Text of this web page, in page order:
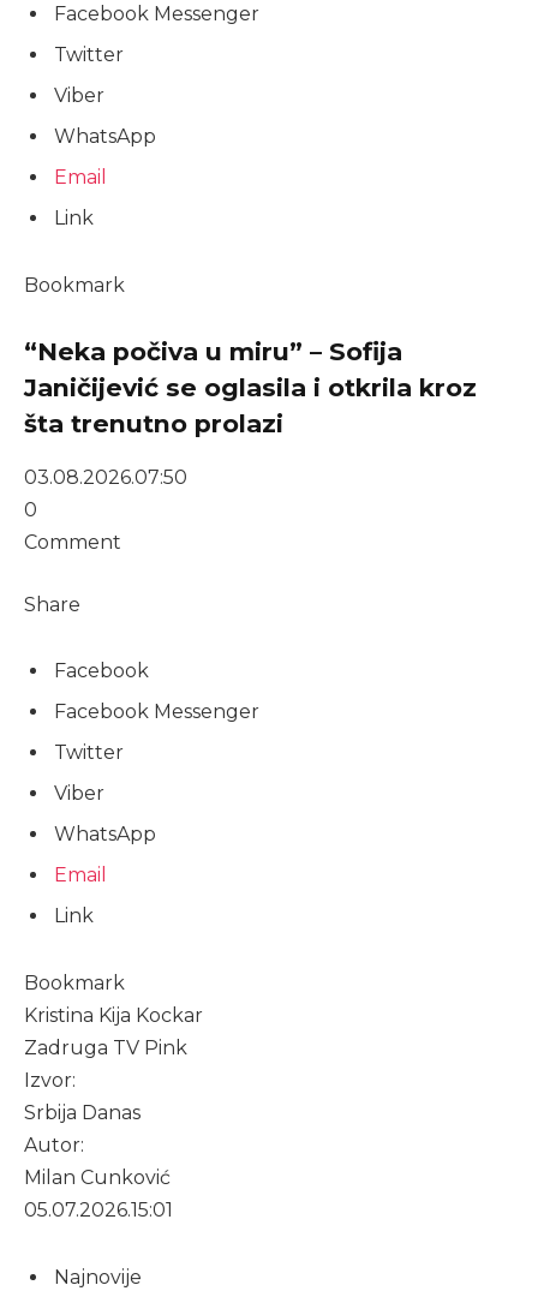
Facebook Messenger
Twitter
Viber
WhatsApp
Email
Link
Bookmark
“Neka počiva u miru” – Sofija
Janičijević se oglasila i otkrila kroz
šta trenutno prolazi
03.08.2026.07:50
0
Comment
Share
Facebook
Facebook Messenger
Twitter
Viber
WhatsApp
Email
Link
Bookmark
Kristina Kija Kockar
Zadruga TV Pink
Izvor:
Srbija Danas
Autor:
Milan Cunković
05.07.2026.15:01
Najnovije